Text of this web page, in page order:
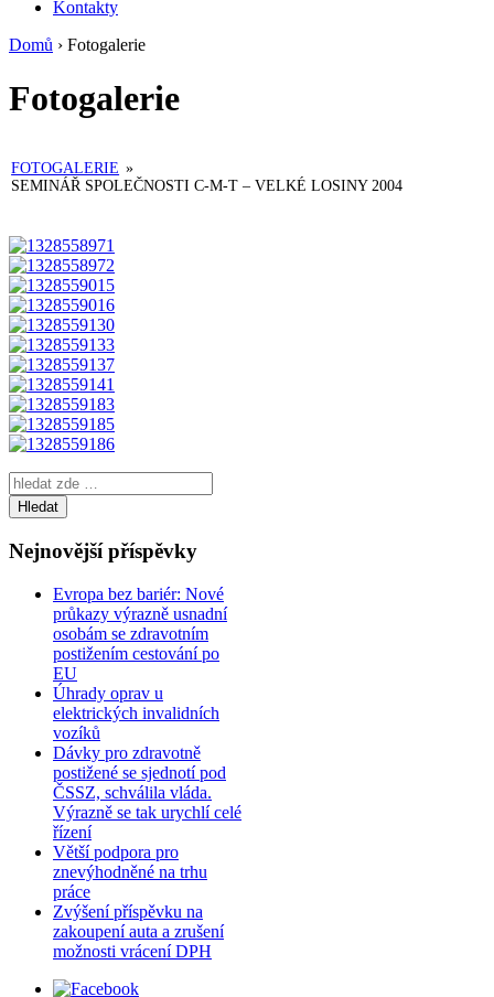
Kontakty
Domů › Fotogalerie
Fotogalerie
FOTOGALERIE »
SEMINÁŘ SPOLEČNOSTI C-M-T – VELKÉ LOSINY 2004
Search
for:
Nejnovější příspěvky
Evropa bez bariér: Nové
průkazy výrazně usnadní
osobám se zdravotním
postižením cestování po
EU
Úhrady oprav u
elektrických invalidních
vozíků
Dávky pro zdravotně
postižené se sjednotí pod
ČSSZ, schválila vláda.
Výrazně se tak urychlí celé
řízení
Větší podpora pro
znevýhodněné na trhu
práce
Zvýšení příspěvku na
zakoupení auta a zrušení
možnosti vrácení DPH